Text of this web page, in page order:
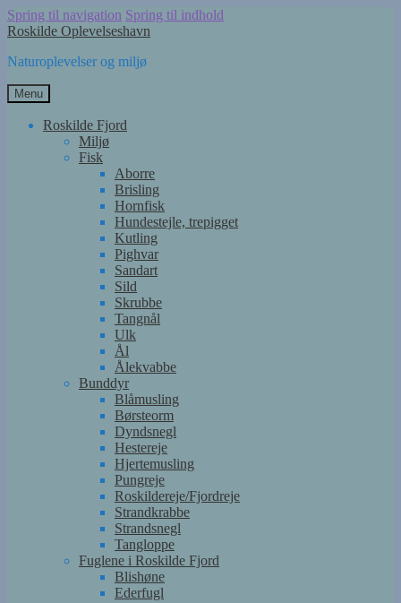
Spring til navigation Spring til indhold
Roskilde Oplevelseshavn
Naturoplevelser og miljø
Menu
Roskilde Fjord
Miljø
Fisk
Aborre
Brisling
Hornfisk
Hundestejle, trepigget
Kutling
Pighvar
Sandart
Sild
Skrubbe
Tangnål
Ulk
Ål
Ålekvabbe
Bunddyr
Blåmusling
Børsteorm
Dyndsnegl
Hestereje
Hjertemusling
Pungreje
Roskildereje/Fjordreje
Strandkrabbe
Strandsnegl
Tangloppe
Fuglene i Roskilde Fjord
Blishøne
Ederfugl